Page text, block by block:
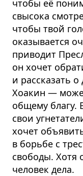
чтобы её
свысока
чтобы твой
оказывается
приводит
он хочет
и рассказать
Хоакин —
общему благу.
свои
хочет
в борьбе с
свободы. Хотя
человек дела.